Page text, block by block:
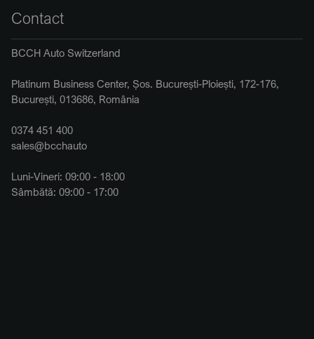
Contact
BCCH Auto Switzerland
Platinum Business Center, Șos. București-Ploiești, 172-176,
București, 013686, România
0374 451 400
sales@bcchauto
Luni-Vineri: 09:00 - 18:00
Sâmbătă: 09:00 - 17:00